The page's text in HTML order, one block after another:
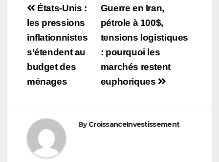
Navigation
de
l’article
Guerre en Iran,
pétrole à 100$,
tensions logistiques
: pourquoi les
marchés restent
euphoriques
États-Unis :
les pressions
inflationnistes
s’étendent au
budget des
ménages
ByCroissanceInvestissement